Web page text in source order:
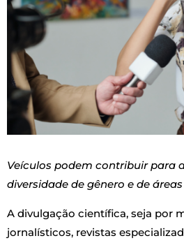
Veículos podem contribuir para
diversidade de gênero e de
A divulgação científica, seja por
jornalísticos, revistas